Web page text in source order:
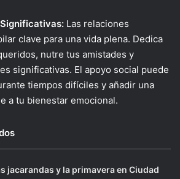
Las relaciones
clave para una vida plena. Dedica
nutre tus amistades y
significativas. El apoyo social puede
tiempos difíciles y añadir una
a tu bienestar emocional.
jacarandas y la primavera en Ciudad